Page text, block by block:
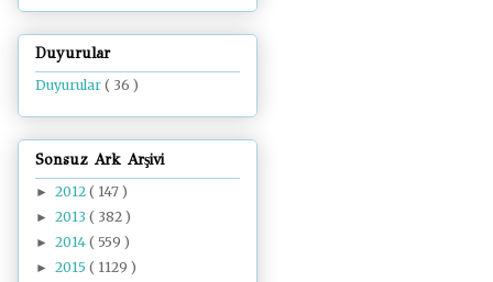
Duyurular
Duyurular ( 36 )
Sonsuz Ark Arşivi
► 2012 ( 147 )
► 2013 ( 382 )
► 2014 ( 559 )
► 2015 ( 1129 )